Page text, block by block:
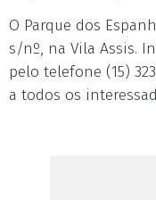
O Parque dos
s/nº, na Vila Assis.
pelo telefone (15)
a todos os